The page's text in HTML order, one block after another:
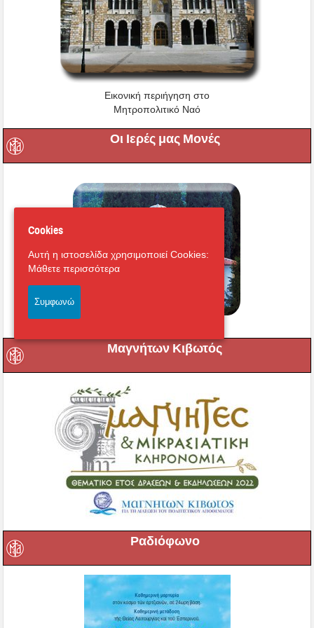
Εικονική περιήγηση στο
Μητροπολιτικό Ναό
Οι Ιερές μας Μονές
Μαγνήτων Κιβωτός
Ραδιόφωνο
Cookies
Αυτή η ιστοσελίδα χρησιμοποιεί Cookies:
Μάθετε περισσότερα
Συμφωνώ